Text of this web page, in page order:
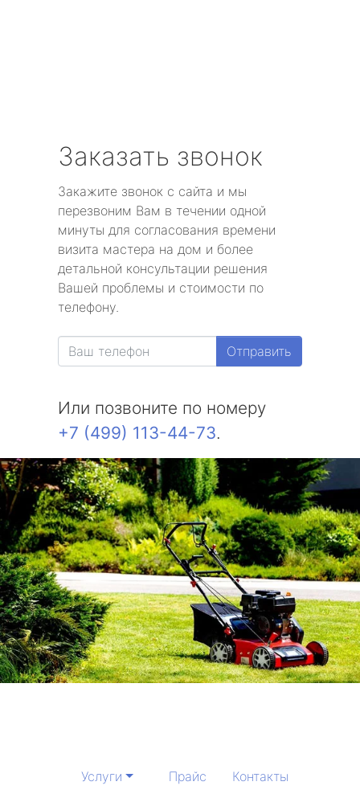
Заказать звонок
Закажите звонок с сайта и мы
перезвоним Вам в течении одной
минуты для согласования времени
визита мастера на дом и более
детальной консультации решения
Вашей проблемы и стоимости по
телефону.
Отправить
Или позвоните по номеру
+7 (499) 113-44-73.
Услуги Прайс Контакты